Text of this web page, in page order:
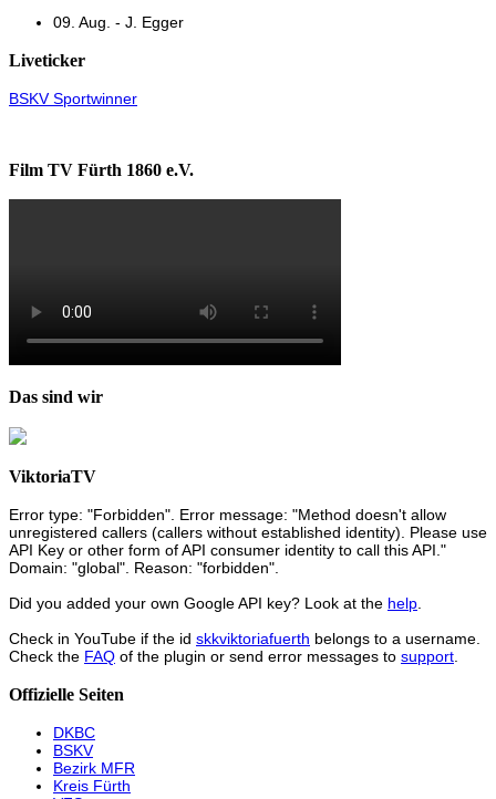
09. Aug. - J. Egger
Liveticker
BSKV Sportwinner
Film TV Fürth 1860 e.V.
Das sind wir
ViktoriaTV
Error type: "Forbidden". Error message: "Method doesn't allow
unregistered callers (callers without established identity). Please use
API Key or other form of API consumer identity to call this API."
Domain: "global". Reason: "forbidden".
Did you added your own Google API key? Look at the help.
Check in YouTube if the id skkviktoriafuerth belongs to a username.
Check the FAQ of the plugin or send error messages to support.
Offizielle Seiten
DKBC
BSKV
Bezirk MFR
Kreis Fürth